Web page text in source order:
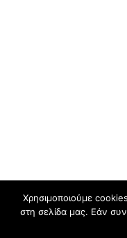
Χρησιμοποιούμε
στη σελίδα μας. Εάν